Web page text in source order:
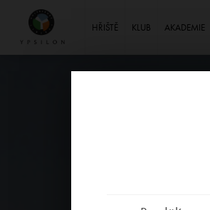
HŘIŠTĚ KLUB AKADEMIE